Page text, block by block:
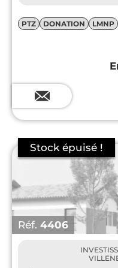
PTZ DONATION LMNP
Réf. 4406